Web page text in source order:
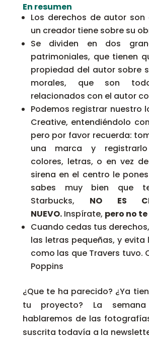
En resumen
Los derechos de autor son
un creador tiene sobre su
Se dividen en dos
patrimoniales, que tienen
propiedad del autor sobre
morales, que son
relacionados con el autor
Podemos registrar nuestro
Creative, entendiéndolo
pero por favor recuerda:
una marca y
colores, letras, o en vez
sirena en el centro le
sabes muy bien que
Starbucks, NO ES
NUEVO.Inspírate, pero no
Cuando cedas tus
las letras pequeñas, y evita
como las que Travers tuvo.
Poppins
¿Que te ha parecido? ¿Ya
tu proyecto? La
hablaremos de las
suscrita todavía a la